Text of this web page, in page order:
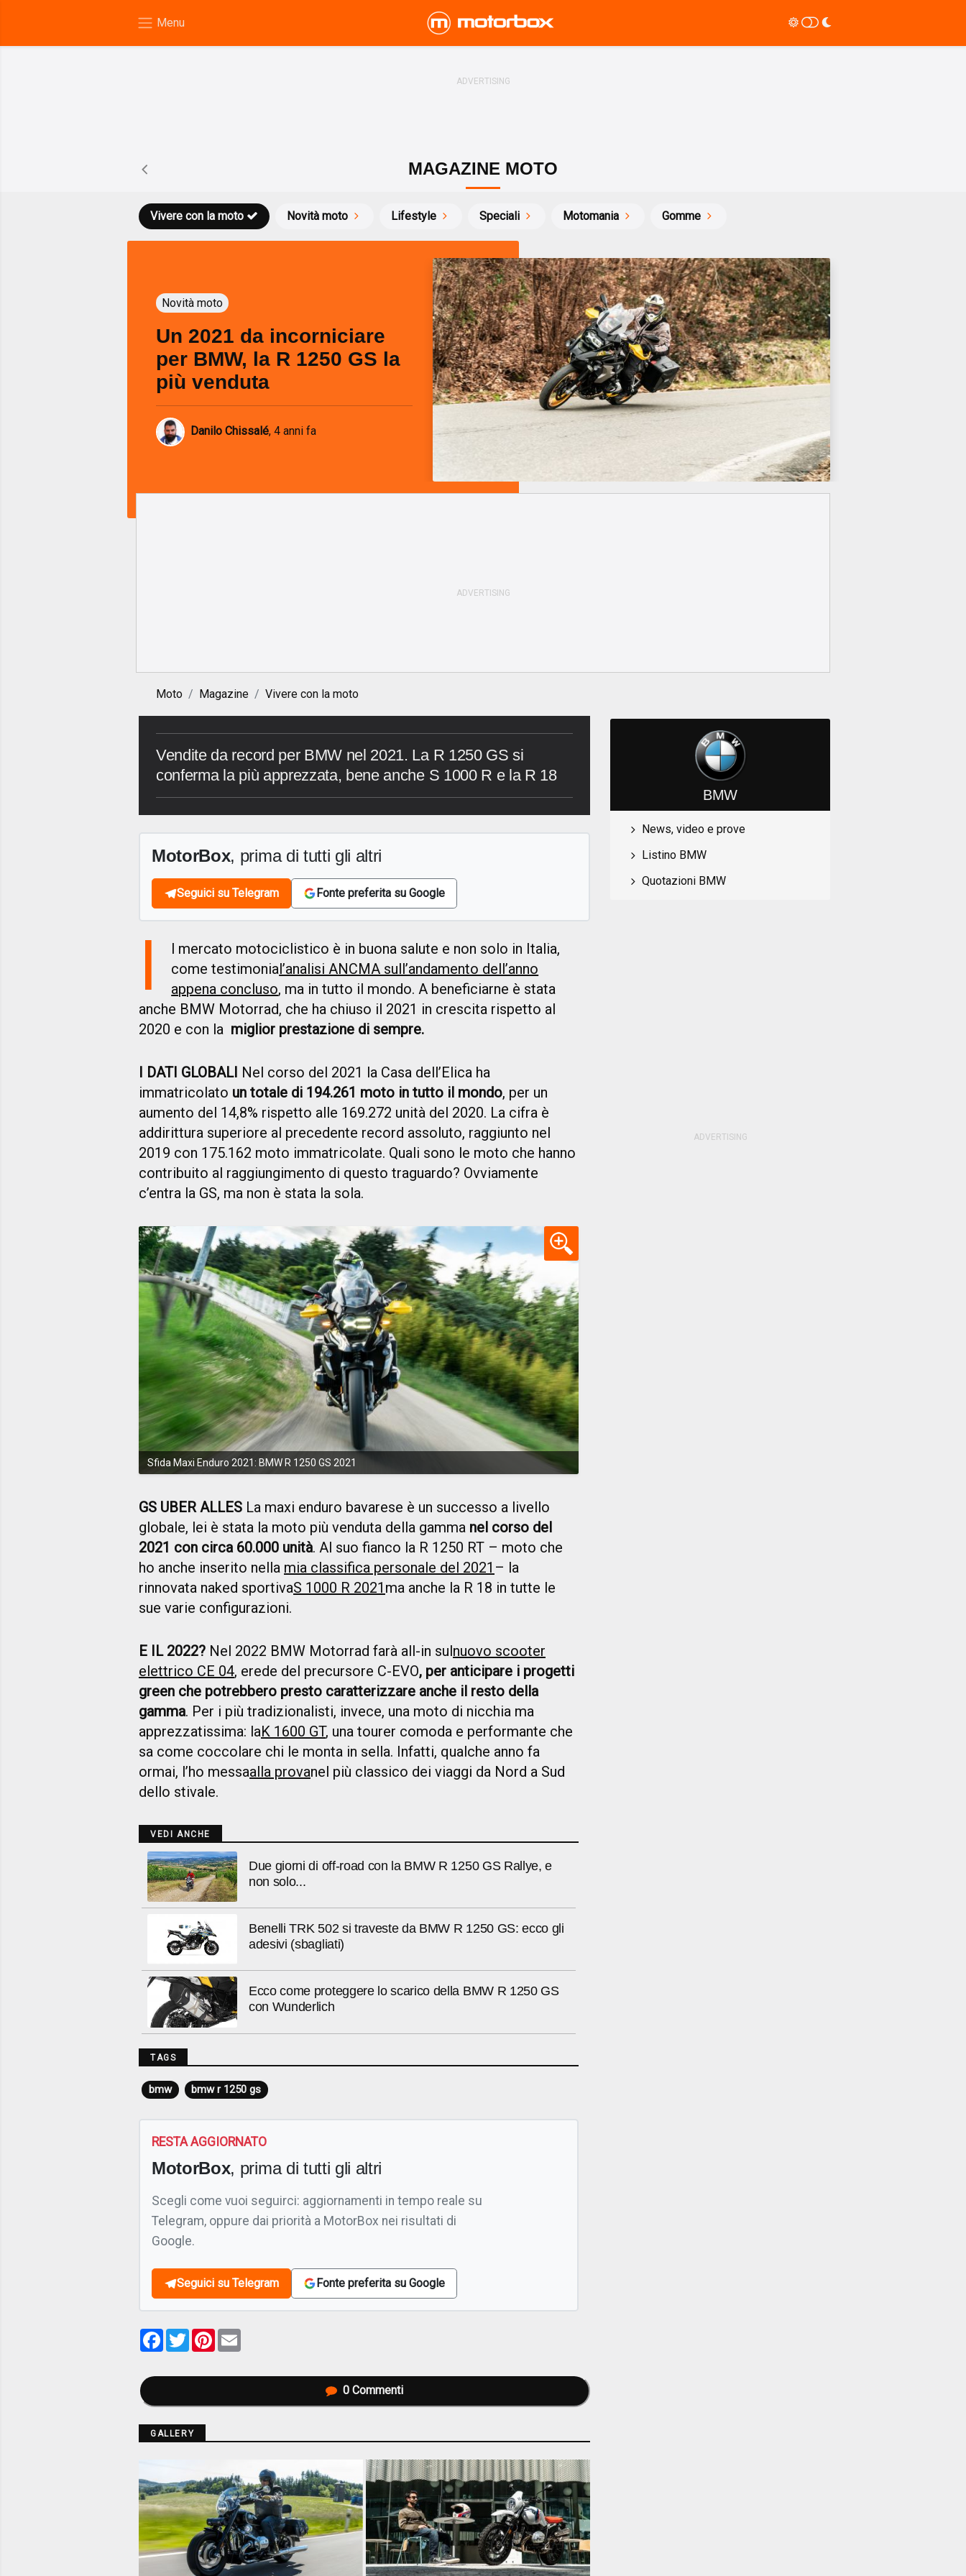
MAGAZINE MOTO
Novità moto
Vivere con la moto Lifestyle Speciali Motomania Gomme
Novità moto
Un 2021 da incorniciare
per BMW, la R 1250 GS la
più venduta
Danilo Chissalé, 4 anni fa
Moto Magazine Vivere con la moto
Vendite da record per BMW nel 2021. La R 1250 GS si
conferma la più apprezzata, bene anche S 1000 R e la R 18
MotorBox, prima di tutti gli altri
Seguici su Telegram Fonte preferita su Google
I
l mercato motociclistico è in buona salute e non solo in Italia,
come testimonial’analisi ANCMA sull’andamento dell’anno
appena concluso, ma in tutto il mondo. A beneficiarne è stata
anche BMW Motorrad, che ha chiuso il 2021 in crescita rispetto al
2020 e con la miglior prestazione di sempre.
I DATI GLOBALI Nel corso del 2021 la Casa dell’Elica ha
immatricolato un totale di 194.261 moto in tutto il mondo, per un
aumento del 14,8% rispetto alle 169.272 unità del 2020. La cifra è
addirittura superiore al precedente record assoluto, raggiunto nel
2019 con 175.162 moto immatricolate. Quali sono le moto che hanno
contribuito al raggiungimento di questo traguardo? Ovviamente
c’entra la GS, ma non è stata la sola.
Sfida Maxi Enduro 2021: BMW R 1250 GS 2021
GS UBER ALLES La maxi enduro bavarese è un successo a livello
globale, lei è stata la moto più venduta della gamma nel corso del
2021 con circa 60.000 unità. Al suo fianco la R 1250 RT – moto che
ho anche inserito nella mia classifica personale del 2021 – la
rinnovata naked sportivaS 1000 R 2021 ma anche la R 18 in tutte le
sue varie configurazioni.
E IL 2022? Nel 2022 BMW Motorrad farà all-in sulnuovo scooter
elettrico CE 04, erede del precursore C-EVO, per anticipare i progetti
green che potrebbero presto caratterizzare anche il resto della
gamma. Per i più tradizionalisti, invece, una moto di nicchia ma
apprezzatissima: laK 1600 GT, una tourer comoda e performante che
sa come coccolare chi le monta in sella. Infatti, qualche anno fa
ormai, l’ho messaalla provanel più classico dei viaggi da Nord a Sud
dello stivale.
VEDI ANCHE
Due giorni di off-road con la BMW R 1250 GS Rallye, e
non solo...
Benelli TRK 502 si traveste da BMW R 1250 GS: ecco gli
adesivi (sbagliati)
Ecco come proteggere lo scarico della BMW R 1250 GS
con Wunderlich
TAGS
bmw bmw r 1250 gs
RESTA AGGIORNATO
MotorBox, prima di tutti gli altri
Scegli come vuoi seguirci: aggiornamenti in tempo reale su
Telegram, oppure dai priorità a MotorBox nei risultati di
Google.
Seguici su Telegram Fonte preferita su Google
Facebook
TwitterPinterest
0 Commenti
GALLERY
BMW
News, video e prove
Listino BMW
Quotazioni BMW